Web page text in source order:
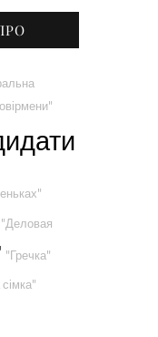
"Деловая
"Гречка"